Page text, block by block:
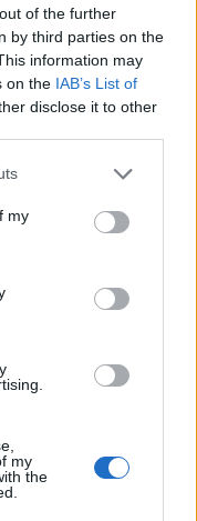
of the further
by third parties on the
information may
on the IAB’s List of
disclose it to other
one or more Google
You may click to
third-party tags to
in below Google
my
my
the
volumi) - flacone